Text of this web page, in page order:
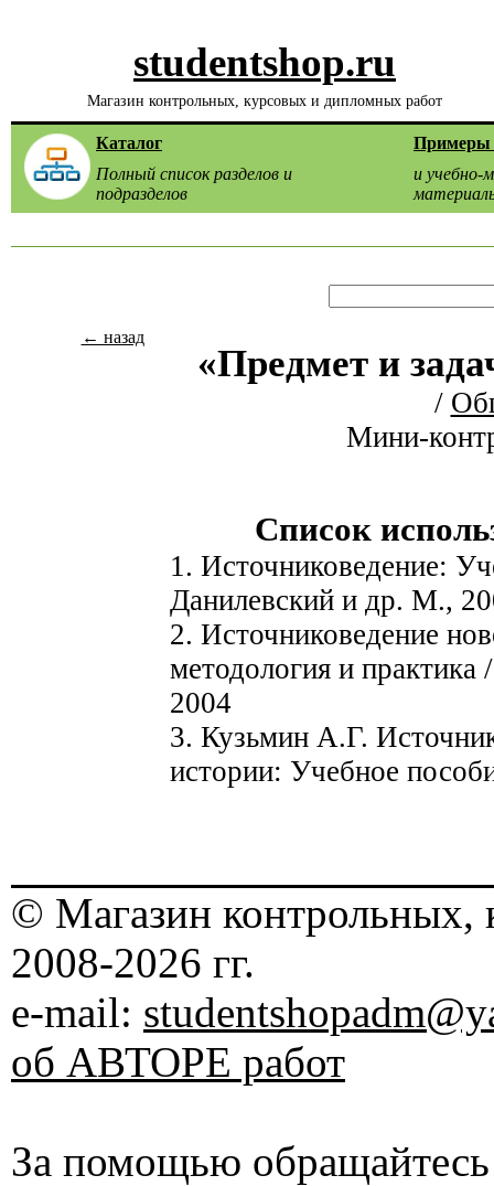
studentshop.ru
Магазин контрольных, курсовых и дипломных работ
Каталог
Полный список разделов и
подразделов
Примеры
и учебно-
← назад
«Предмет и
/
Мини-
Список
1. Источниковедение:
Данилевский и др. М.,
2. Источниковедение
методология и
2004
3. Кузьмин А.Г.
истории: Учебное
© Магазин контрольных,
2008-2026 гг.
e-mail:
об АВТОРЕ работ
За помощью